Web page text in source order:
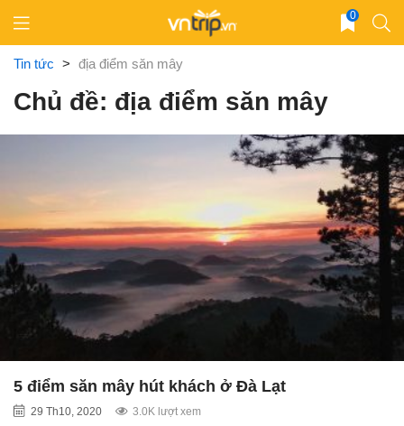
content
0
Tin tức > địa điểm săn mây
Chủ đề: địa điểm săn mây
5 điểm săn mây hút khách ở Đà Lạt
29 Th10, 2020 3.0K lượt xem